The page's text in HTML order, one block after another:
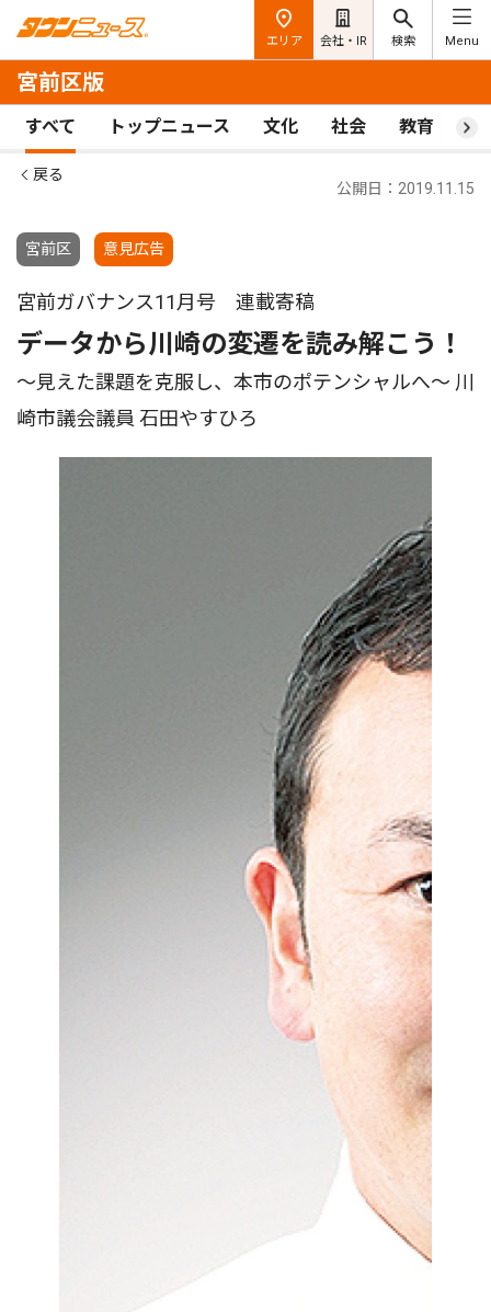
エリア 会社・IR 検索 Menu
宮前区版
すべて トップニュース 文化 社会 教育 ス
戻る
宮前区 意見広告
公開日：2019.11.15
宮前ガバナンス11月号 連載寄稿
データから川崎の変遷を読み解こう！
〜見えた課題を克服し、本市のポテンシャルへ〜 川
崎市議会議員 石田やすひろ